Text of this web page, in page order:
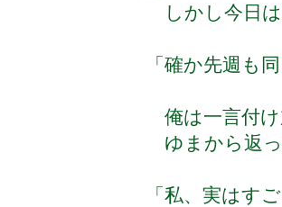
しかし今日
「確か先週も
俺は一言付
ゆまから返
「私、実はす